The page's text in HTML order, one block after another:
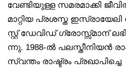
വേണ്ടിയുള്ള സമരമാക്കി
മാറ്റിയ പ്രശസ്ത
സ്റ്റ് ഡേവിഡ് ഗ്രോസ്സ്മാന്
ന്നു. 1988-ൽ പലസ്തീനിയൻ
സ്വന്തം രാഷ്ട്രം പ്രഖാപിച്ചെ